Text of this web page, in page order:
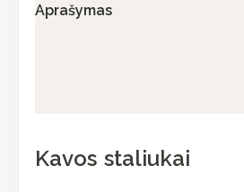
Aprašymas
Kavos staliukai